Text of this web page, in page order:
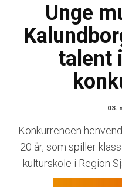
Unge
talent
03.
Konkurrencen
20 år, som spiller
kulturskole i Region